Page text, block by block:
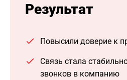
Результат
Повысили доверие к
Связь стала
звонков в компанию